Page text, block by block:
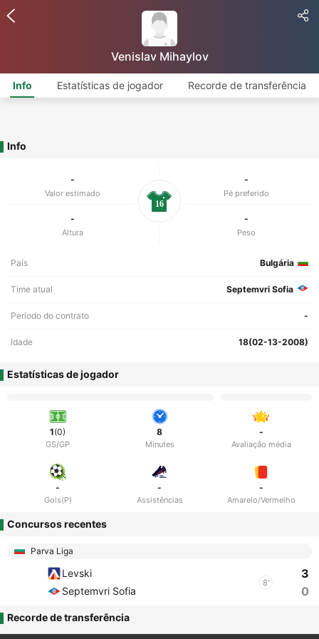
Venislav Mihaylov
Info Estatísticas de jogador Recorde de transferência
Info
-
Valor estimado
-
Pé preferido
-
Altura
-
Peso
16
País Bulgária
Time atual Septemvri Sofia
Período do contrato -
Idade 18(02-13-2008)
Estatísticas de jogador
1(0)
GS/GP
8
Minutes
-
Avaliação média
-
Gols(P)
-
Assistências
-
Amarelo/Vermelho
Concursos recentes
Parva Liga
Levski
Septemvri Sofia
8'
3
0
Recorde de transferência